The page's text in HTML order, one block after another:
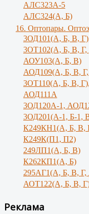
АЛС323А-5
АЛС324(А, Б)
16. Оптопары.
3ОД101(А, Б, В,
3ОТ102(А, Б, В,
АОУ103(А, Б, В)
АОД109(А, Б, В,
3ОТ110(А, Б, В,
АОД111А
3ОД120А-1,
3ОД201(А-1, Б-1,
К249КН1(А, Б, В,
К249К(П1, П2)
249ЛП1(А, Б, В)
К262КП1(А, Б)
295АГ1(А, Б, В, Г,
АОТ122(А, Б, В,
Реклама